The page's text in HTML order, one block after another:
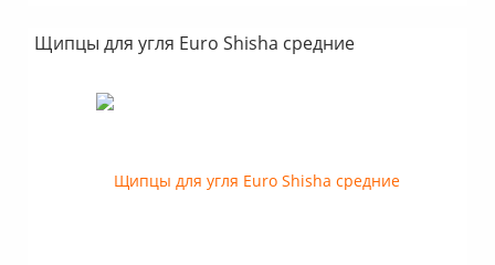
Щипцы для угля Euro Shisha средние